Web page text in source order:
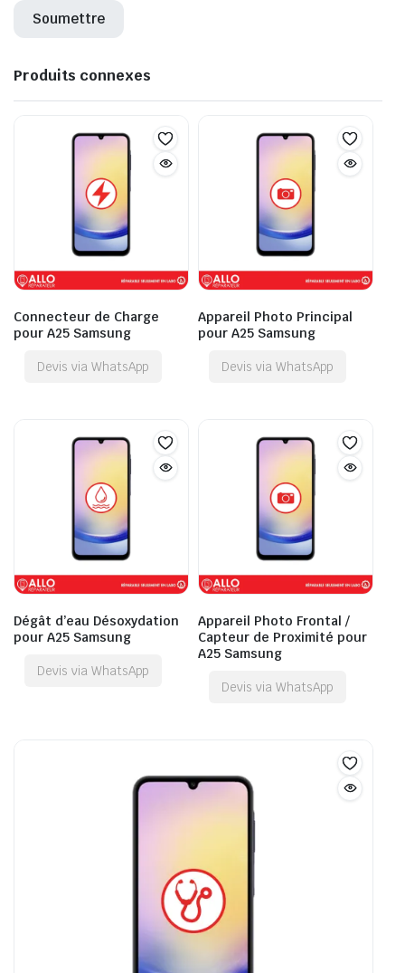
Produits connexes
Connecteur de Charge
pour A25 Samsung
Devis via WhatsApp
Appareil Photo Principal
pour A25 Samsung
Devis via WhatsApp
Dégât d’eau Désoxydation
pour A25 Samsung
Devis via WhatsApp
Appareil Photo Frontal /
Capteur de Proximité pour
A25 Samsung
Devis via WhatsApp